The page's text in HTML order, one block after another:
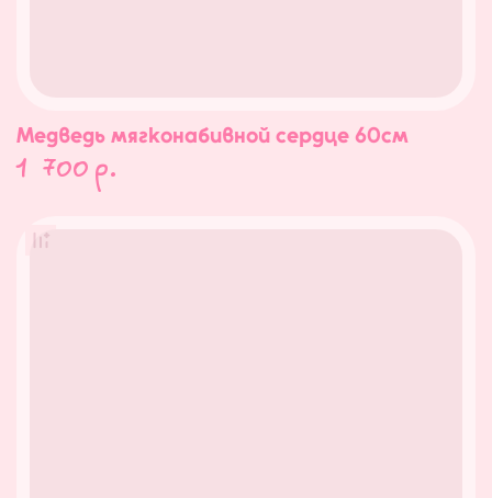
Медведь мягконабивной сердце 60см
1 700 р.